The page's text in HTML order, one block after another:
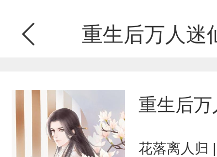
重生后万人迷
重生后
花落离人归